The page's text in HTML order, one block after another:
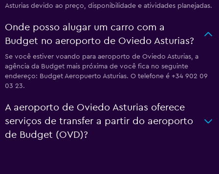
Asturias devido ao preço, disponibilidade e atividades planejadas.
Onde posso alugar um carro com a
Budget no aeroporto de Oviedo Asturias?
Se você estiver voando para aeroporto de Oviedo Asturias, a
agência da Budget mais próxima de você fica no seguinte
endereço: Budget Aeropuerto Asturias. O telefone é +34 902 09
03 23.
A aeroporto de Oviedo Asturias oferece
serviços de transfer a partir do aeroporto
de Budget (OVD)?